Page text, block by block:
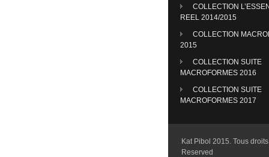
COLLECTION
REEL 2014/2015
COLLECTION
2015
COLLECTION SUITE
MACROFORMES 2016
COLLECTION SUITE
MACROFORMES 2017
Kat Pibol 2015. Tous
Reserved